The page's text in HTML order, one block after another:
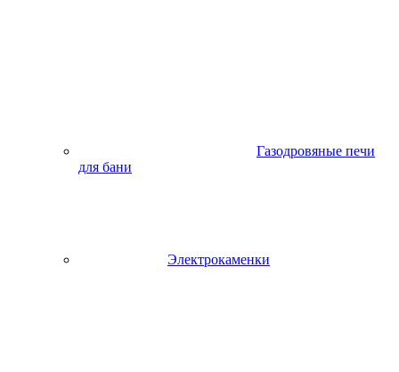
Газодровяные печи
для бани
Электрокаменки